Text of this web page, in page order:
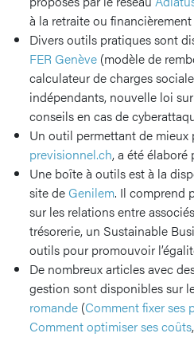
à la retraite ou
Divers outils pratiques sont
FER Genève (modèle de
calculateur de charges
indépendants, nouvelle loi
conseils en cas de
Un outil permettant de mieux
previsionnel.ch, a été élaboré
Une boîte à outils est à la
site de Genilem. Il comprend
sur les relations entre
trésorerie, un Sustainable
outils pour promouvoir
De nombreux articles avec
gestion sont disponibles sur
romande (Comment fixer ses
Comment optimiser ses coûts